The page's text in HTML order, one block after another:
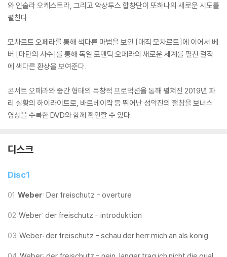
와 인술라 오케스트라, 그리고 악상투스 합창단이 또하나의 새로운 시도를
펼친다.
모차르트 오페라를 통해 색다른 마법을 보인 [매직 모차르트]에 이어서 베
버 [마탄의 사수]를 통해 독일 로맨틱 오페라의 새로운 세계를 펼친 걸작
에 색다른 환상을 보여준다.
콘서트 오페라와 중간 형태의 독창적 프로덕션을 통해 펼쳐진 2019년 파
리 실황의 하이라이트로, 바르베이락 등 뛰어난 성악진의 절창을 보너스
영상을 수록한 DVD와 함께 확인할 수 있다.
디스크
Disc1
01 Weber: Der freischutz - overture
02 Weber: der freischutz - introduktion
03 Weber: der freischutz - schau der herr mich an als konig